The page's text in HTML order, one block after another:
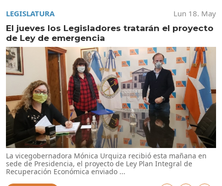
LEGISLATURA
Lun 18. May
El jueves los Legisladores tratarán el proyecto
de Ley de emergencia
La vicegobernadora Mónica Urquiza recibió esta mañana en
sede de Presidencia, el proyecto de Ley Plan Integral de
Recuperación Económica enviado ...